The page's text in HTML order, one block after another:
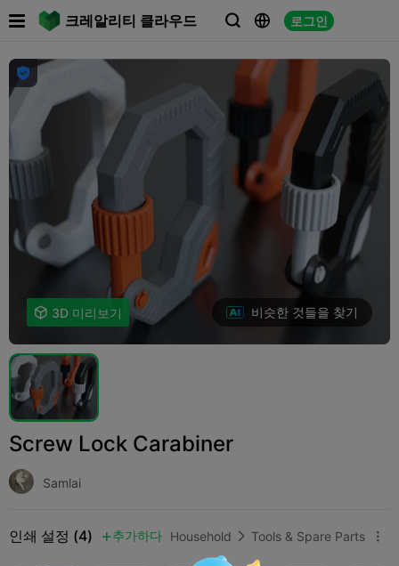
크레알리티 클라우드   로그인
 

 3D 미리보기 비슷한 것들을 찾기
Screw Lock Carabiner
Samlai
인쇄 설정 (4)  추가하다 Household  Tools & Spare Parts 